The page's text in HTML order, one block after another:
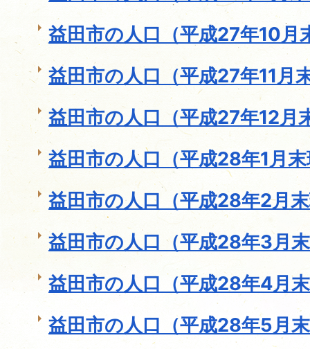
益田市の人口（平成27年10月
益田市の人口（平成27年11月
益田市の人口（平成27年12月
益田市の人口（平成28年1月
益田市の人口（平成28年2月
益田市の人口（平成28年3月
益田市の人口（平成28年4月
益田市の人口（平成28年5月